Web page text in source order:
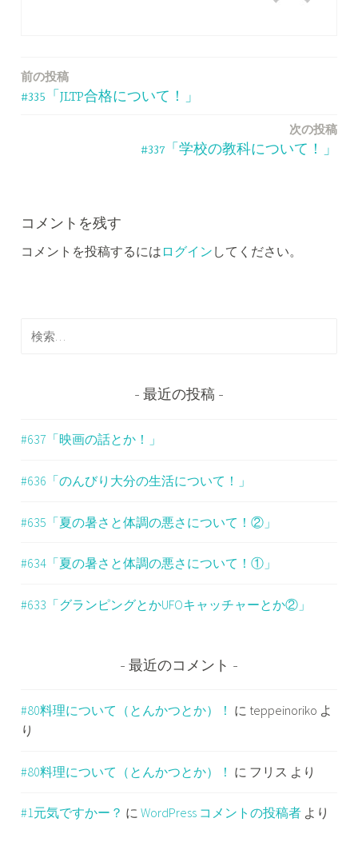
投
ー
シ
前の投稿
#335「JLTP合格について！」
次の投稿
#337「学校の教科について！」
コメントを残す
コメントを投稿するには ログイン してください。
検
索
最近の投稿
#637「映画の話とか！」
#636「のんびり大分の生活について！」
#635「夏の暑さと体調の悪さについて！②」
#634「夏の暑さと体調の悪さについて！①」
#633「グランピングとかUFOキャッチャーとか②」
最近のコメント
#80料理について（とんかつとか）！ に teppeinoriko よ
り
#80料理について（とんかつとか）！ に フリス より
#1元気ですかー？ にWordPress コメントの投稿者 より